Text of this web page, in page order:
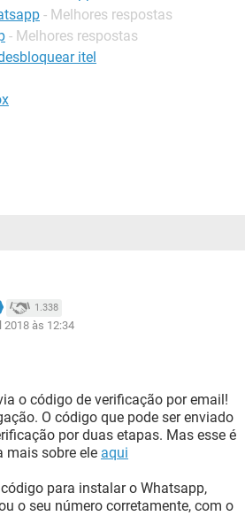
- Melhores respostas
- Melhores respostas
itel
1.338
2018 às 12:34
o código de verificação por email!
O código que pode ser enviado
por duas etapas. Mas esse é
mais sobre ele aqui
para instalar o Whatsapp,
o seu número corretamente, com o